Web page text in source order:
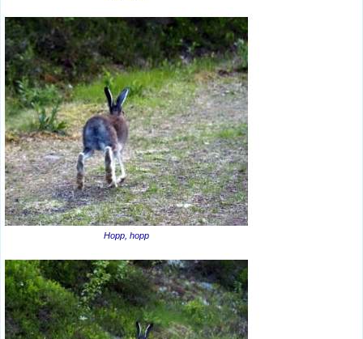
Hopp, hopp